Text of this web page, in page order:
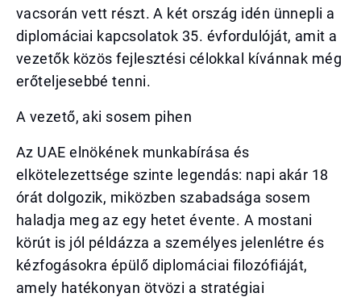
vacsorán vett részt. A két ország idén ünnepli a
diplomáciai kapcsolatok 35. évfordulóját, amit a
vezetők közös fejlesztési célokkal kívánnak még
erőteljesebbé tenni.
A vezető, aki sosem pihen
Az UAE elnökének munkabírása és
elkötelezettsége szinte legendás: napi akár 18
órát dolgozik, miközben szabadsága sosem
haladja meg az egy hetet évente. A mostani
körút is jól példázza a személyes jelenlétre és
kézfogásokra épülő diplomáciai filozófiáját,
amely hatékonyan ötvözi a stratégiai